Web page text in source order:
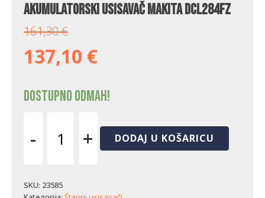
Akumulatorski usisavač Makita DCL284FZ
161,30€
137,10 €
Dostupno odmah!
-
DCL284FZ
količina
+ DODAJ U KOŠARICU
SKU: 23585